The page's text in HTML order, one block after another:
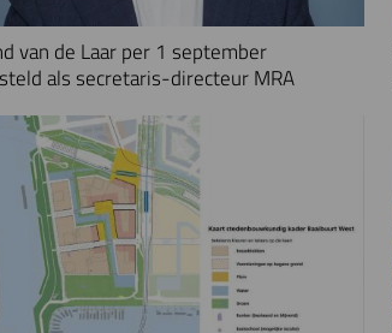
van de Laar per 1 september
als secretaris-directeur MRA